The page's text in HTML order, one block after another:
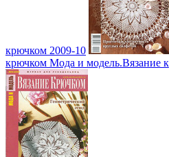
крючком 2009-10
крючком Мода и модель.Вязание